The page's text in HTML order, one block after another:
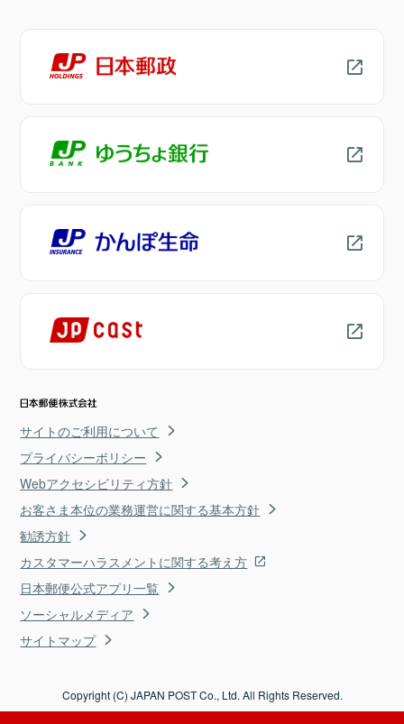
サイトのご利用について
プライバシーポリシー
Webアクセシビリティ方針
お客さま本位の業務運営に関する基本方針
勧誘方針
カスタマーハラスメントに関する考え方
日本郵便公式アプリ一覧
ソーシャルメディア
サイトマップ
Copyright (C) JAPAN POST Co., Ltd. All Rights Reserved.